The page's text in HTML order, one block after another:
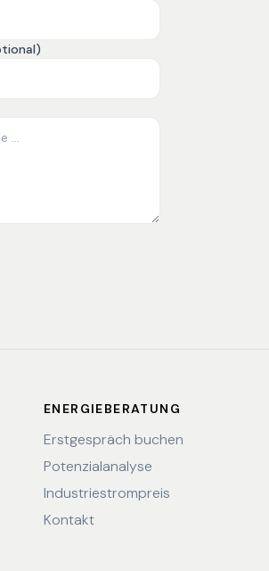
ENERGIEBERATUNG
Erstgespräch buchen
Potenzialanalyse
Industriestrompreis
Kontakt